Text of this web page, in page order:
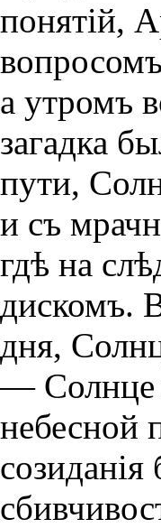
понятiй,
а утромъ
загадка
пути,
и съ
гдѣ на
дискомъ.
дня,
— Солнце
небесной
созиданiя